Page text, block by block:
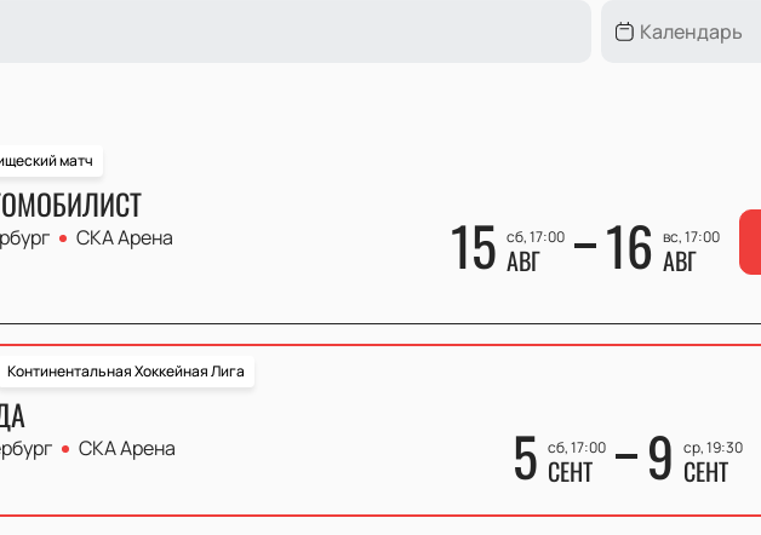
матч
СКА Арена 15 сб, 17:00
АВГ 16 вс, 17:00
АВГ
Континентальная Хоккейная Лига
СКА Арена 5 сб, 17:00
СЕНТ 9 ср, 19:30
СЕНТ